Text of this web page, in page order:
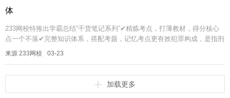
体
233网校特推出学霸总结“干货笔记系列”✔精炼考点，打薄教材，得分核心
点一个不落✔完整知识体系，搭配考题，记忆考点更有效犯罪构成，是指刑
法规定的成立犯罪必须具备的主观要件和客观要件的总和。根据刑法理论...
来源 233网校 03-23
加载更多